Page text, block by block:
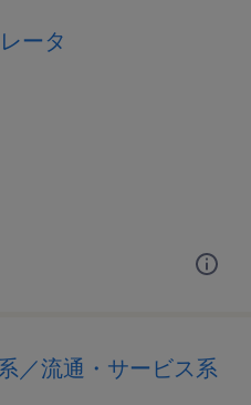
ータ
／流通・サービス系